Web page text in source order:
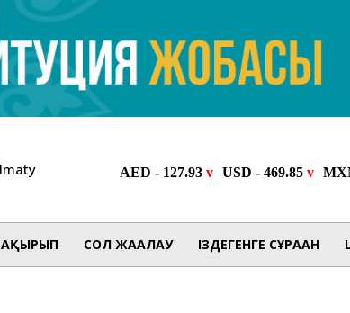
СОЛ ЖАҒАЛАУ ІЗДЕГЕНГЕ СҰРАҒАН